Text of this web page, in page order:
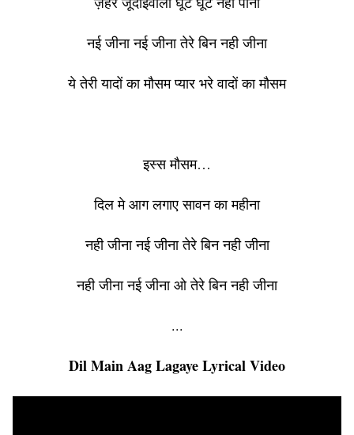
नई जीना नई जीना तेरे बिन नही जीना
ये तेरी यादों का मौसम प्यार भरे वादों का मौसम
इस्स मौसम…
दिल मे आग लगाए सावन का महीना
नही जीना नई जीना तेरे बिन नही जीना
नही जीना नई जीना ओ तेरे बिन नही जीना
...
Dil Main Aag Lagaye Lyrical Video